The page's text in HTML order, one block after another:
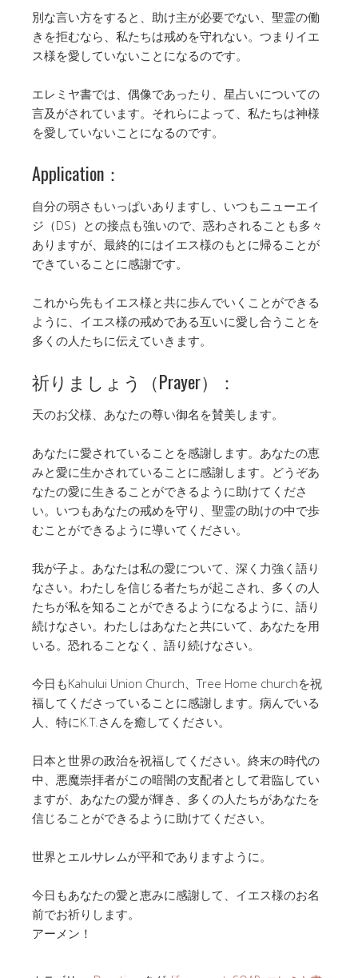
別な言い方をすると、助け主が必要でない、聖霊の働
きを拒むなら、私たちは戒めを守れない。つまりイエ
ス様を愛していないことになるのです。
エレミヤ書では、偶像であったり、星占いについての
言及がされています。それらによって、私たちは神様
を愛していないことになるのです。
Application：
自分の弱さもいっぱいありますし、いつもニューエイ
ジ（DS）との接点も強いので、惑わされることも多々
ありますが、最終的にはイエス様のもとに帰ることが
できていることに感謝です。
これから先もイエス様と共に歩んでいくことができる
ように、イエス様の戒めである互いに愛し合うことを
多くの人たちに伝えていきます。
祈りましょう（Prayer）：
天のお父様、あなたの尊い御名を賛美します。
あなたに愛されていることを感謝します。あなたの恵
みと愛に生かされていることに感謝します。どうぞあ
なたの愛に生きることができるように助けてくださ
い。いつもあなたの戒めを守り、聖霊の助けの中で歩
むことができるように導いてください。
我が子よ。あなたは私の愛について、深く力強く語り
なさい。わたしを信じる者たちが起こされ、多くの人
たちが私を知ることができるようになるように、語り
続けなさい。わたしはあなたと共にいて、あなたを用
いる。恐れることなく、語り続けなさい。
今日もKahului Union Church、Tree Home churchを祝
福してくださっていることに感謝します。病んでいる
人、特にK.T.さんを癒してください。
日本と世界の政治を祝福してください。終末の時代の
中、悪魔崇拝者がこの暗闇の支配者として君臨してい
ますが、あなたの愛が輝き、多くの人たちがあなたを
信じることができるように助けてください。
世界とエルサレムが平和でありますように。
今日もあなたの愛と恵みに感謝して、イエス様のお名
前でお祈りします。
アーメン！